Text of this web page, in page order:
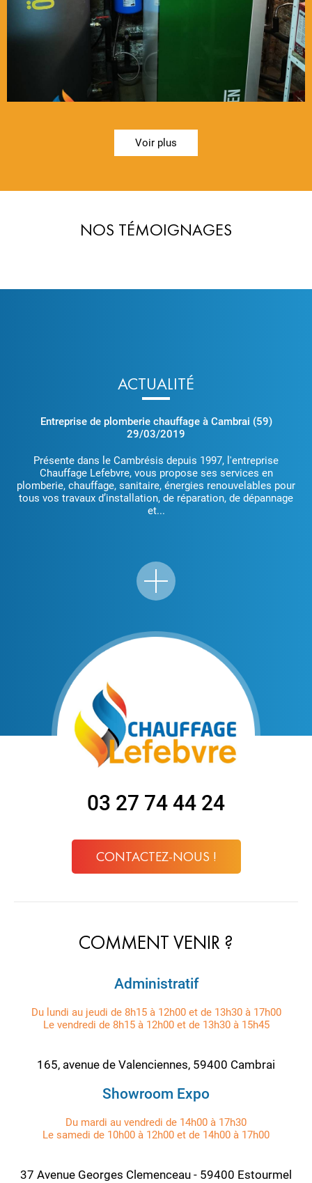
Voir plus
NOS TÉMOIGNAGES
ACTUALITÉ
Entreprise de plomberie chauffage à Cambrai (59)
29/03/2019
Présente dans le Cambrésis depuis 1997, l'entreprise
Chauffage Lefebvre, vous propose ses services en
plomberie, chauffage, sanitaire, énergies renouvelables pour
tous vos travaux d’installation, de réparation, de dépannage
et...
03 27 74 44 24
CONTACTEZ-NOUS !
COMMENT VENIR ?
Administratif
Du lundi au jeudi de 8h15 à 12h00 et de 13h30 à 17h00
Le vendredi de 8h15 à 12h00 et de 13h30 à 15h45
165, avenue de Valenciennes, 59400 Cambrai
Showroom Expo
Du mardi au vendredi de 14h00 à 17h30
Le samedi de 10h00 à 12h00 et de 14h00 à 17h00
37 Avenue Georges Clemenceau - 59400 Estourmel